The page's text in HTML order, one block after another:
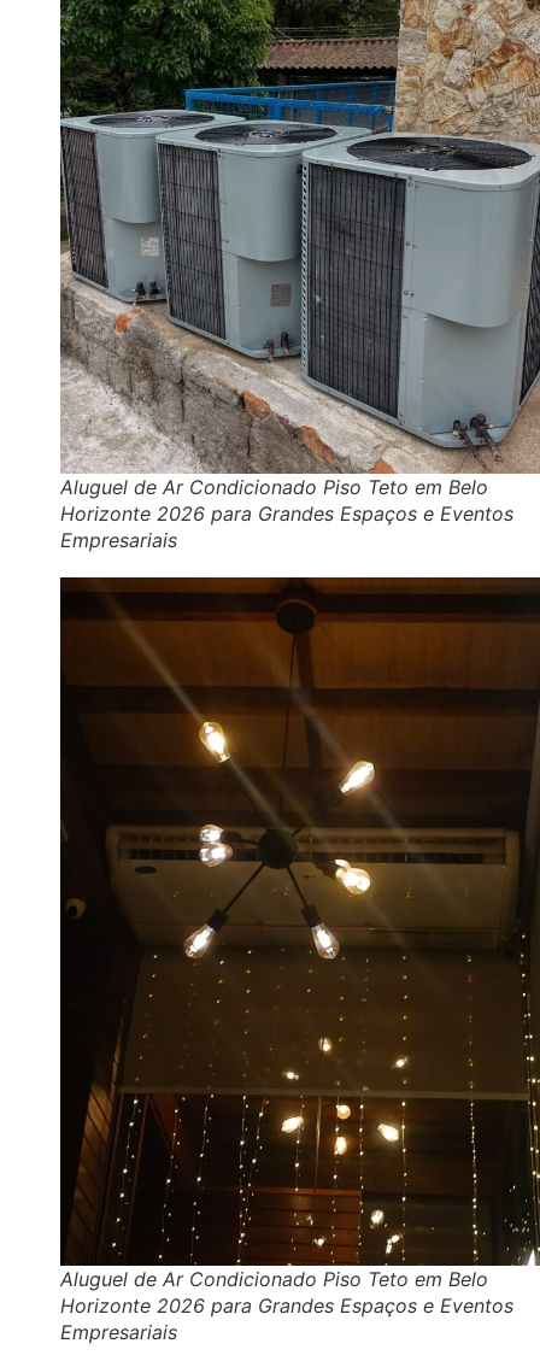
Aluguel de Ar Condicionado Piso Teto em Belo
Horizonte 2026 para Grandes Espaços e Eventos
Empresariais
Aluguel de Ar Condicionado Piso Teto em Belo
Horizonte 2026 para Grandes Espaços e Eventos
Empresariais